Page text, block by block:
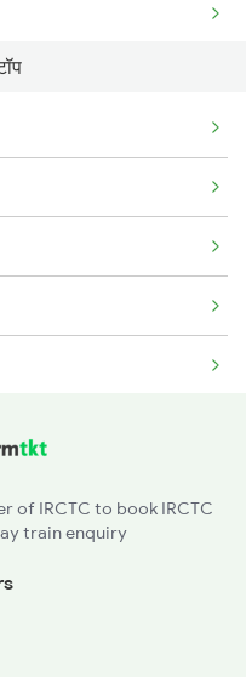
IRCTC to book IRCTC
train enquiry